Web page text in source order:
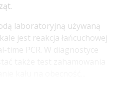
laboratoryjną używaną
jest reakcja łańcuchowej
time PCR. W diagnostyce